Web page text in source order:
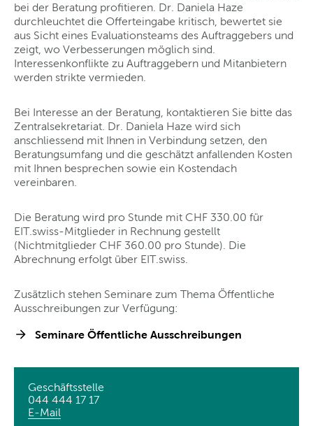
bei der Beratung profitieren. Dr. Daniela Haze
durchleuchtet die Offerteingabe kritisch, bewertet sie
aus Sicht eines Evaluationsteams des Auftraggebers und
zeigt, wo Verbesserungen möglich sind.
Interessenkonflikte zu Auftraggebern und Mitanbietern
werden strikte vermieden.
Bei Interesse an der Beratung, kontaktieren Sie bitte das
Zentralsekretariat. Dr. Daniela Haze wird sich
anschliessend mit Ihnen in Verbindung setzen, den
Beratungsumfang und die geschätzt anfallenden Kosten
mit Ihnen besprechen sowie ein Kostendach
vereinbaren.
Die Beratung wird pro Stunde mit CHF 330.00 für
EIT.swiss-Mitglieder in Rechnung gestellt
(Nichtmitglieder CHF 360.00 pro Stunde). Die
Abrechnung erfolgt über EIT.swiss.
Zusätzlich stehen Seminare zum Thema Öffentliche
Ausschreibungen zur Verfügung:
Seminare Öffentliche Ausschreibungen
Geschäftsstelle
044 444 17 17
E-Mail